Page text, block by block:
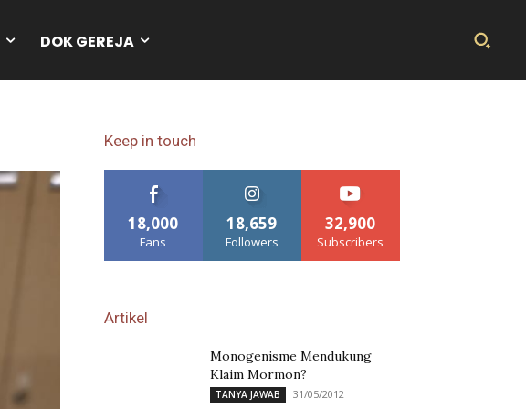
DOK GEREJA
Keep in touch
18,000
Fans
18,659
Followers
32,900
Subscribers
Artikel
Monogenisme Mendukung
Klaim Mormon?
TANYA JAWAB 31/05/2012